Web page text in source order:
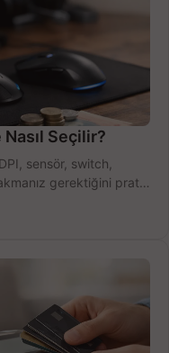
Seçilir?
sensör, switch,
gerektiğini pratik